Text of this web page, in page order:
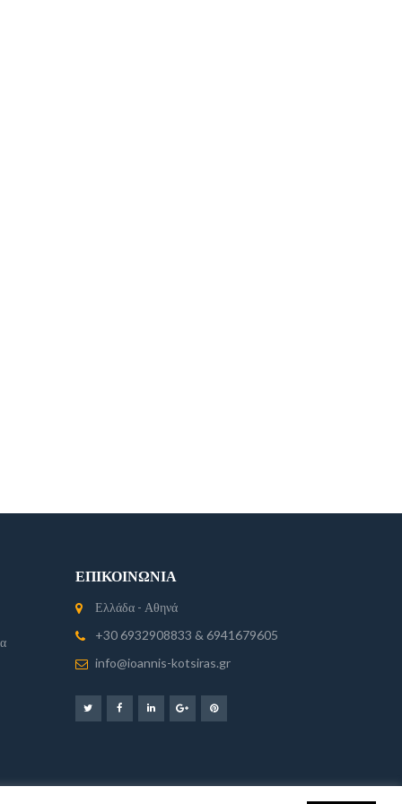
ΕΠΙΚΟΙΝΩΝΊΑ
Ελλάδα - Αθηνά
+30 6932908833 & 6941679605
info@ioannis-kotsiras.gr